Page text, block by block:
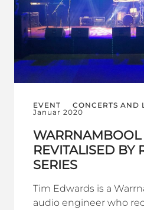
EVENT CONCERTS AND
Januar 2020
REVITALISED BY
SERIES
Tim Edwards is a
audio engineer who